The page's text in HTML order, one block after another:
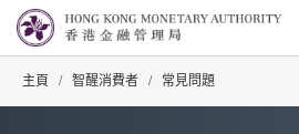
主頁 / 智醒消費者 / 常見問題